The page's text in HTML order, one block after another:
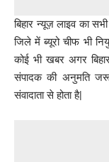
बिहार न्यूज़ लाइव का
जिले में ब्यूरो चीफ भी
कोई भी खबर अगर
संपादक की अनुमति
संवादाता से होता है|